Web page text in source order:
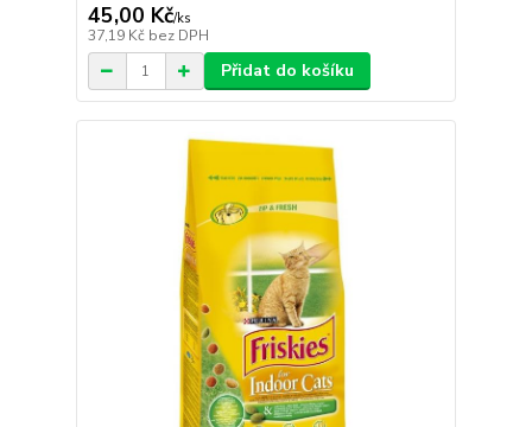
45,00 Kč/ks
37,19 Kč bez DPH
Přidat do košíku